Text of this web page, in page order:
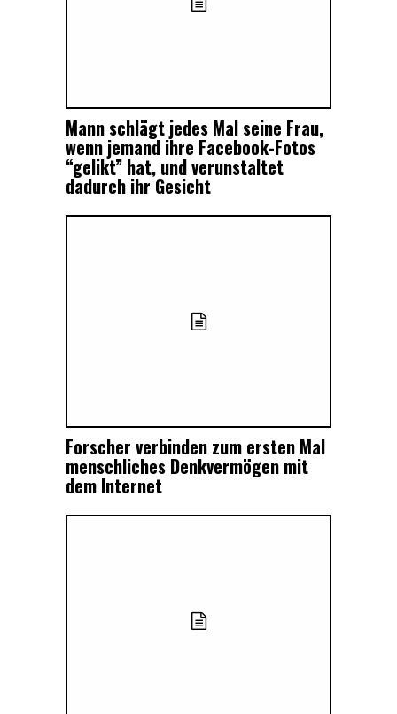
Mann schlägt jedes Mal seine Frau,
wenn jemand ihre Facebook-Fotos
“gelikt” hat, und verunstaltet
dadurch ihr Gesicht
Forscher verbinden zum ersten Mal
menschliches Denkvermögen mit
dem Internet